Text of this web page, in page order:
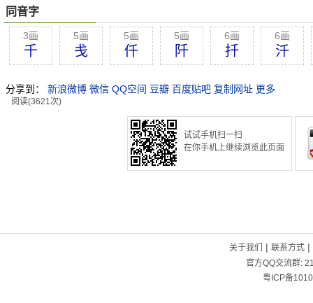
同音字
3画
千
5画
戋
5画
仟
5画
阡
6画
扦
6画
汘
分享到： 新浪微博 微信 QQ空间 豆瓣 百度贴吧 复制网址 更多
阅读(3621次)
试试手机扫一扫
在你手机上继续浏览此页面
关于我们 | 联系方式|
官方QQ交流群:
粤ICP备